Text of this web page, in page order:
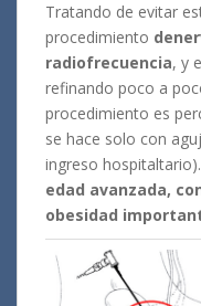
Tratando de evitar
procedimiento
radiofrecuencia, y
refinando poco a
procedimiento es
se hace solo con
ingreso hospitaltario).
edad avanzada,
obesidad